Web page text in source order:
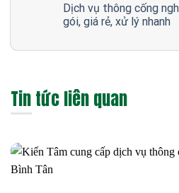
Dịch vụ thông cống
gói, giá rẻ, xử lý nhanh
Tin tức liên quan